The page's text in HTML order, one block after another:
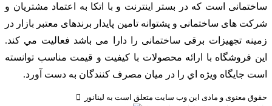
ساختمانی است که در بستر اينترنت و با اتکا به اعتماد مشتریان و
شرکت های ساختمانی و پشتوانه تامین پایدار برندهای معتبر بازار در
زمینه تجهیزات برقی ساختمانی را دارا می باشد فعالیت مي کند.
اين فروشگاه با ارائه محصولات با کيفيت و قيمت مناسب توانسته
است جايگاه ويژه اي را در ميان مصرف کنندگان به دست آورد.
حقوق معنوی و مادی این وب سایت متعلق است به لینانور